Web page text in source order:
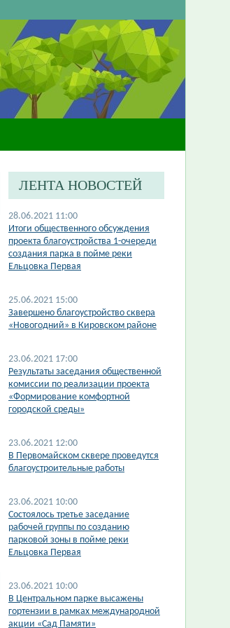
ЛЕНТА НОВОСТЕЙ
28.06.2021 11:00
Итоги общественного обсуждения
проекта благоустройства 1-очереди
создания парка в пойме реки
Ельцовка Первая
25.06.2021 15:00
Завершено благоустройство сквера
«Новогодний» в Кировском районе
23.06.2021 17:00
Результаты заседания общественной
комиссии по реализации проекта
«Формирование комфортной
городской среды»
23.06.2021 12:00
В Первомайском сквере проведутся
благоустроительные работы
23.06.2021 10:00
Состоялось третье заседание
рабочей группы по созданию
парковой зоны в пойме реки
Ельцовка Первая
23.06.2021 10:00
В Центральном парке высажены
гортензии в рамках международной
акции «Сад Памяти»